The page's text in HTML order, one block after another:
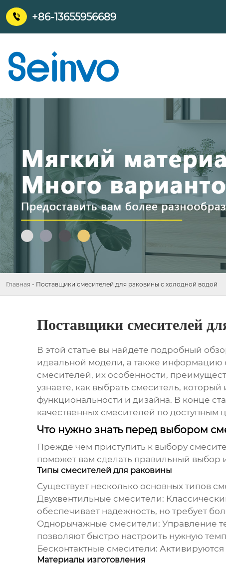
 +86-13655956689
Главная - Поставщики смесителей для раковины с холодной водой
Поставщики смесителей
В этой статье вы найдете подробный
идеальной модели, а также
смесителей, их особенности,
узнаете, как выбрать смеситель,
функциональности и дизайна. В конце
качественных смесителей по доступным
Что нужно знать перед выбором
Прежде чем приступить к выбору
поможет вам сделать правильный выбор
Типы смесителей для раковины
Существует несколько основных типов
Двухвентильные смесители:
обеспечивает надежность, но требует
Однорычажные смесители: Управление
позволяют быстро настроить нужную
Бесконтактные смесители:
Материалы изготовления